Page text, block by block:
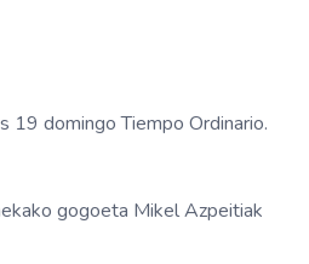
19 domingo Tiempo Ordinario.
gogoeta Mikel Azpeitiak